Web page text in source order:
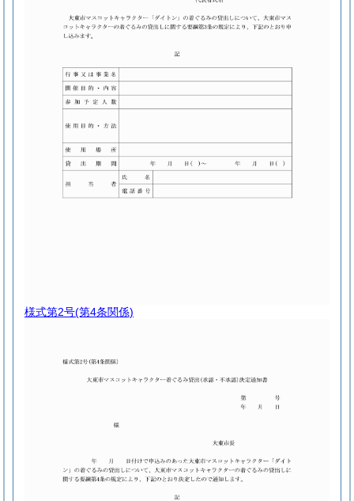
様式第2号(第4条関係)